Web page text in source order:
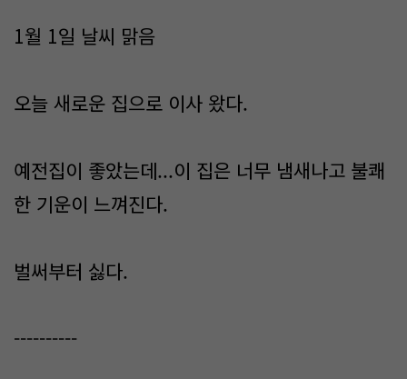
1월 1일 날씨 맑음
오늘 새로운 집으로 이사 왔다.
예전집이 좋았는데...이 집은 너무 냄새나고 불쾌
한 기운이 느껴진다.
벌써부터 싫다.
----------